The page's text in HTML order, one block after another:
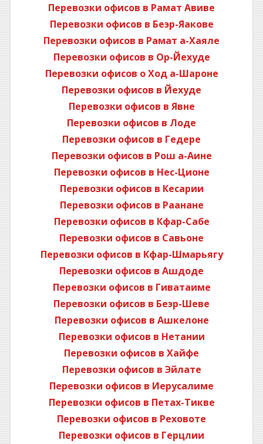
Перевозки офисов в Рамат Авиве
Перевозки офисов в Беэр-Яакове
Перевозки офисов в Рамат а-Хаяле
Перевозки офисов в Ор-Йехуде
Перевозки офисов о Ход а-Шароне
Перевозки офисов в Йехуде
Перевозки офисов в Явне
Перевозки офисов в Лоде
Перевозки офисов в Гедере
Перевозки офисов в Рош а-Аине
Перевозки офисов в Нес-Ционе
Перевозки офисов в Кесарии
Перевозки офисов в Раанане
Перевозки офисов в Кфар-Сабе
Перевозки офисов в Савьоне
Перевозки офисов в Кфар-Шмарьягу
Перевозки офисов в Ашдоде
Перевозки офисов в Гиватаиме
Перевозки офисов в Беэр-Шеве
Перевозки офисов в Ашкелоне
Перевозки офисов в Нетании
Перевозки офисов в Хайфе
Перевозки офисов в Эйлате
Перевозки офисов в Иерусалиме
Перевозки офисов в Петах-Тикве
Перевозки офисов в Реховоте
Перевозки офисов в Герцлии